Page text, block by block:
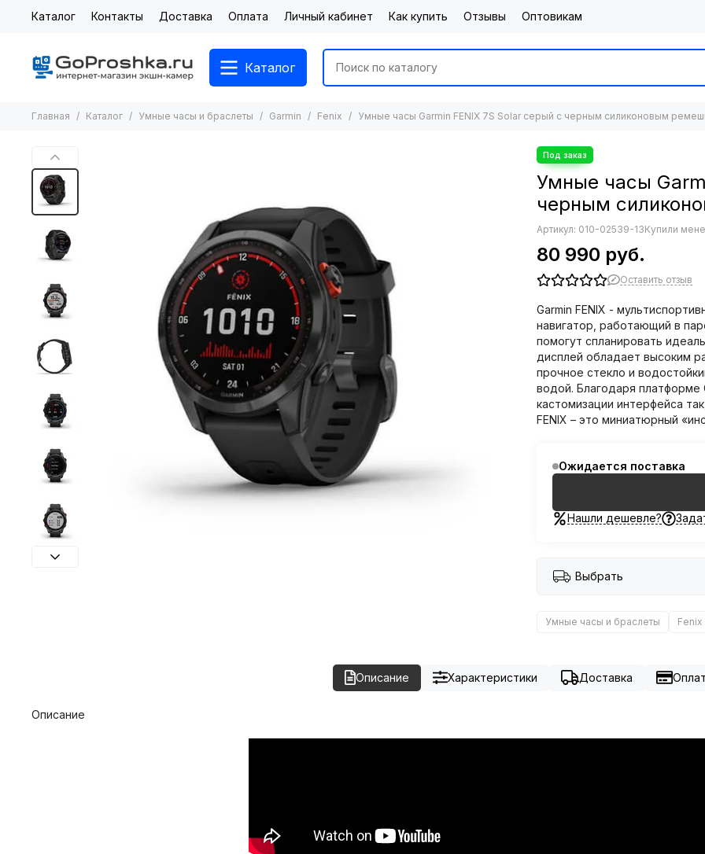
Каталог Контакты Доставка Оплата Личный кабинет Как купить Отзывы Оптовикам
Каталог
Главная Каталог Умные часы и браслеты Garmin Fenix Умные часы Garmin FENIX 7S Solar серый с черным силиконовым
Умные часы
черным
Артикул: 010-02539-13Купили
80 990 руб.
Оставить отзыв
Garmin FENIX -
навигатор, работающий в
помогут спланировать
дисплей обладает высоким
прочное стекло и
водой. Благодаря платформе
кастомизации интерфейса
FENIX – это миниатюрный
Ожидается поставка
Нашли дешевле?
Выбрать
Умные часы и браслеты Fenix
Описание Характеристики Доставка
Описание